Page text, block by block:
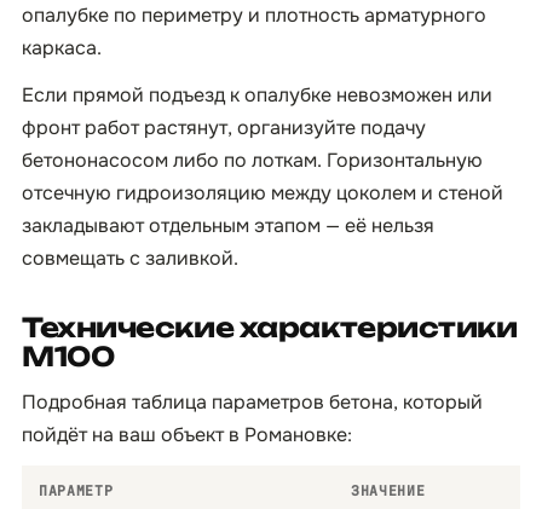
опалубке по периметру и плотность арматурного
каркаса.
Если прямой подъезд к опалубке невозможен или
фронт работ растянут, организуйте подачу
бетононасосом либо по лоткам. Горизонтальную
отсечную гидроизоляцию между цоколем и стеной
закладывают отдельным этапом — её нельзя
совмещать с заливкой.
Технические характеристики
М100
Подробная таблица параметров бетона, который
пойдёт на ваш объект в Романовке:
ПАРАМЕТР ЗНАЧЕНИЕ